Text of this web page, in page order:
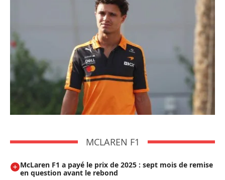
MCLAREN F1
McLaren F1 a payé le prix de 2025 : sept mois de remise
en question avant le rebond